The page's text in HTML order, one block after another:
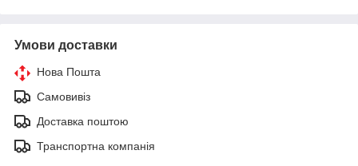
Умови доставки
Нова Пошта
Самовивіз
Доставка поштою
Транспортна компанія